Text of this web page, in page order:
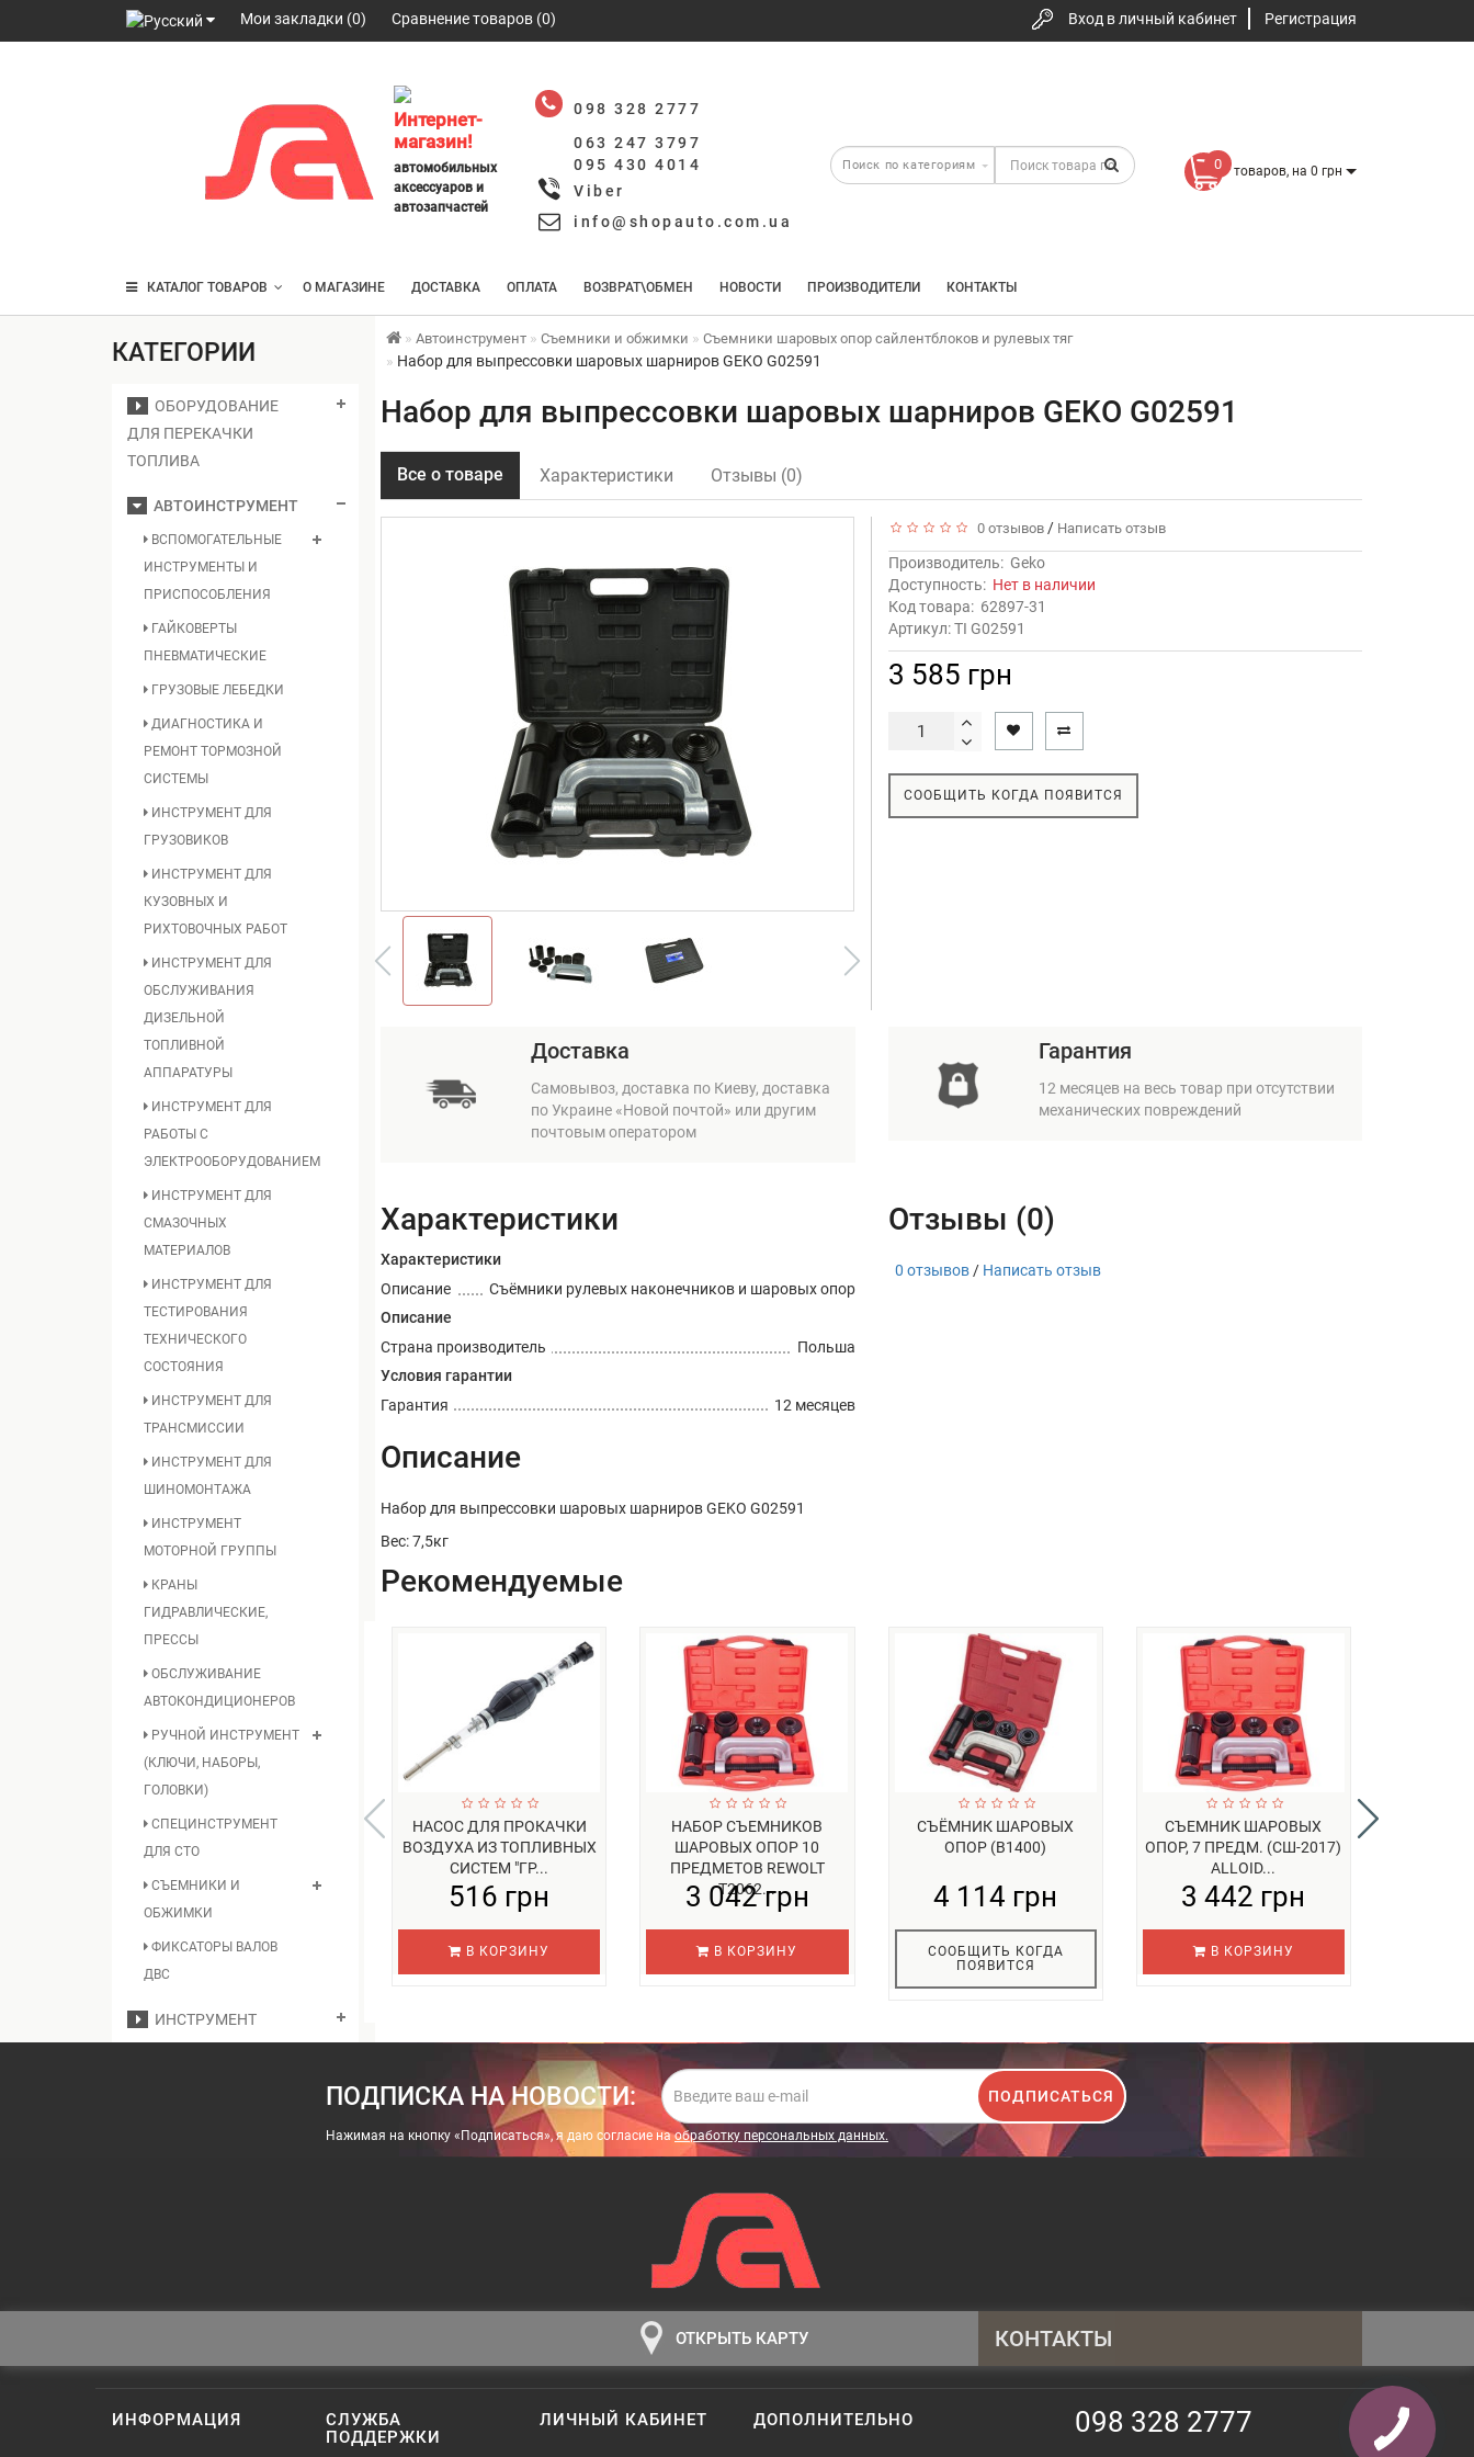
Мои закладки (0) Сравнение товаров (0) Вход в личный кабинет Регистрация
Интернет-
магазин!
автомобильных
аксессуаров и
автозапчастей
098 328 2777
063 247 3797
095 430 4014
Viber
info@shopauto.com.ua
0 товаров, на 0 грн
КАТАЛОГ ТОВАРОВ О МАГАЗИНЕ ДОСТАВКА ОПЛАТА ВОЗВРАТ\ОБМЕН НОВОСТИ ПРОИЗВОДИТЕЛИ КОНТАКТЫ
КАТЕГОРИИ
ОБОРУДОВАНИЕ
ДЛЯ ПЕРЕКАЧКИ
ТОПЛИВА
АВТОИНСТРУМЕНТ
ВСПОМОГАТЕЛЬНЫЕ
ИНСТРУМЕНТЫ И
ПРИСПОСОБЛЕНИЯ
ГАЙКОВЕРТЫ
ПНЕВМАТИЧЕСКИЕ
ГРУЗОВЫЕ ЛЕБЕДКИ
ДИАГНОСТИКА И
РЕМОНТ ТОРМОЗНОЙ
СИСТЕМЫ
ИНСТРУМЕНТ ДЛЯ
ГРУЗОВИКОВ
ИНСТРУМЕНТ ДЛЯ
КУЗОВНЫХ И
РИХТОВОЧНЫХ РАБОТ
ИНСТРУМЕНТ ДЛЯ
ОБСЛУЖИВАНИЯ
ДИЗЕЛЬНОЙ
ТОПЛИВНОЙ
АППАРАТУРЫ
ИНСТРУМЕНТ ДЛЯ
РАБОТЫ С
ЭЛЕКТРООБОРУДОВАНИЕМ
ИНСТРУМЕНТ ДЛЯ
СМАЗОЧНЫХ
МАТЕРИАЛОВ
ИНСТРУМЕНТ ДЛЯ
ТЕСТИРОВАНИЯ
ТЕХНИЧЕСКОГО
СОСТОЯНИЯ
ИНСТРУМЕНТ ДЛЯ
ТРАНСМИССИИ
ИНСТРУМЕНТ ДЛЯ
ШИНОМОНТАЖА
ИНСТРУМЕНТ
МОТОРНОЙ ГРУППЫ
КРАНЫ
ГИДРАВЛИЧЕСКИЕ,
ПРЕССЫ
ОБСЛУЖИВАНИЕ
АВТОКОНДИЦИОНЕРОВ
РУЧНОЙ ИНСТРУМЕНТ
(КЛЮЧИ, НАБОРЫ,
ГОЛОВКИ)
СПЕЦИНСТРУМЕНТ
ДЛЯ СТО
СЪЕМНИКИ И
ОБЖИМКИ
ФИКСАТОРЫ ВАЛОВ
ДВС
ИНСТРУМЕНТ
Автоинструмент Съемники и обжимки Съемники шаровых опор сайлентблоков и рулевых тяг
Набор для выпрессовки шаровых шарниров GEKO G02591
Набор для выпрессовки шаровых шарниров GEKO G02591
Все о товаре Характеристики Отзывы (0)
0 отзывов / Написать отзыв
Производитель: Geko
Доступность: Нет в наличии
Код товара: 62897-31
Артикул: TI G02591
3 585 грн
СООБЩИТЬ КОГДА ПОЯВИТСЯ
Доставка
Самовывоз, доставка по Киеву, доставка
по Украине «Новой почтой» или другим
почтовым оператором
Гарантия
12 месяцев на весь товар при отсутствии
механических повреждений
Характеристики
Характеристики
Описание
Съёмники рулевых наконечников и шаровых опор
Описание
Страна производитель
Польша
Условия гарантии
Гарантия
12 месяцев
Отзывы (0)
0 отзывов / Написать отзыв
Описание
Набор для выпрессовки шаровых шарниров GEKO G02591
Вес: 7,5кг
Рекомендуемые
НАСОС ДЛЯ ПРОКАЧКИ
ВОЗДУХА ИЗ ТОПЛИВНЫХ
СИСТЕМ "ГР...
516 грн
В КОРЗИНУ
НАБОР СЪЕМНИКОВ
ШАРОВЫХ ОПОР 10
ПРЕДМЕТОВ REWOLT
T2062...
3 042 грн
В КОРЗИНУ
СЪЁМНИК ШАРОВЫХ
ОПОР (B1400)
4 114 грн
СООБЩИТЬ КОГДА
ПОЯВИТСЯ
СЪЕМНИК ШАРОВЫХ
ОПОР, 7 ПРЕДМ. (СШ-2017)
ALLOID...
3 442 грн
В КОРЗИНУ
ПОДПИСКА НА НОВОСТИ: ПОДПИСАТЬСЯ
Нажимая на кнопку «Подписаться», я даю cогласие наобработку персональных данных.
ОТКРЫТЬ КАРТУ КОНТАКТЫ
098 328 2777
ИНФОРМАЦИЯ
СЛУЖБА
ПОДДЕРЖКИ
ЛИЧНЫЙ КАБИНЕТ ДОПОЛНИТЕЛЬНО 098 328 2777